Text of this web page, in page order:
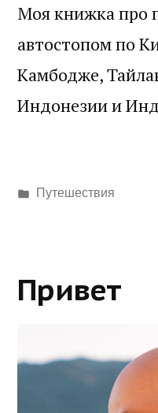
Моя книжка про
автостопом по
Камбодже,
Индонезии и
Написано
Путешествия
Привет